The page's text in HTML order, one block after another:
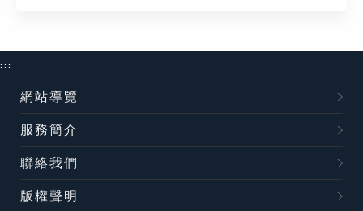
:::
網站導覽
服務簡介
聯絡我們
版權聲明